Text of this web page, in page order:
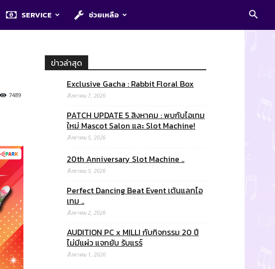
SERVICE ช่วยเหลือ
7489
ข่าวล่าสุด
Exclusive Gacha : Rabbit Floral Box
สิงหาคม 7, 2026
PATCH UPDATE 5 สิงหาคม : พบกับไอเทม
ใหม่ Mascot Salon และ Slot Machine!
สิงหาคม 5, 2026
20th Anniversary Slot Machine ..
สิงหาคม 5, 2026
Perfect Dancing Beat Event เต้นแลกไอ
เทม ..
สิงหาคม 2, 2026
AUDITION PC x MILLI กับกิจกรรม 20 ปี
ไม่มีแผ่ว แจกยับ รับแรร์
สิงหาคม 1, 2026